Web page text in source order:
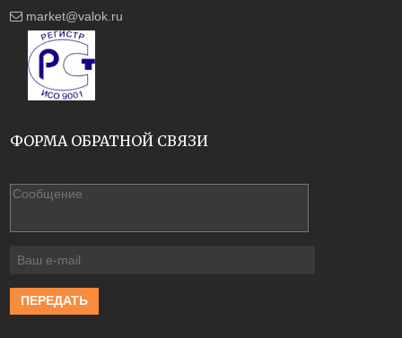
market@valok.ru
ФОРМА ОБРАТНОЙ СВЯЗИ
ПЕРЕДАТЬ